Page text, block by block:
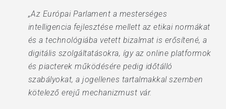
„Az Európai Parlament a mesterséges
intelligencia fejlesztése mellett az etikai normákat
és a technológiába vetett bizalmat is erősítené, a
digitális szolgáltatásokra, így az online platformok
és piacterek működésére pedig időtálló
szabályokat, a jogellenes tartalmakkal szemben
kötelező erejű mechanizmust vár.